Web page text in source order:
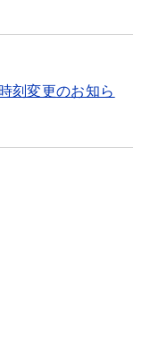
刻変更のお知ら